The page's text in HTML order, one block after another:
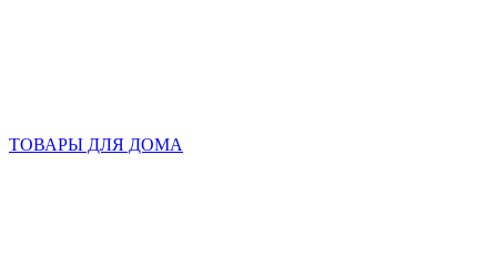
ТОВАРЫ ДЛЯ ДОМА